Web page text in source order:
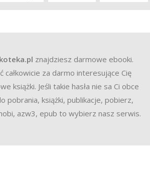
znajdziesz darmowe ebooki.
całkowicie za darmo interesujące Cię
książki. Jeśli takie hasła nie sa Ci obce
pobrania, książki, publikacje, pobierz,
azw3, epub to wybierz nasz serwis.